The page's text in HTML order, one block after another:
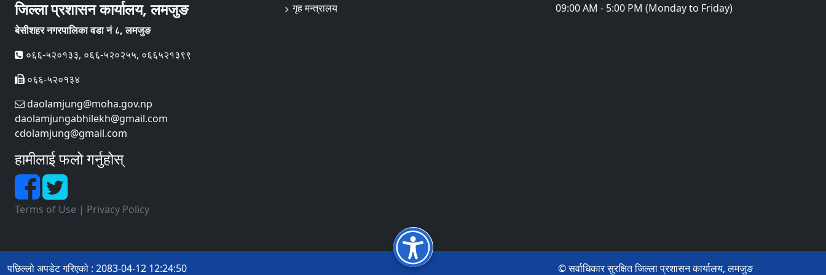
जिल्ला प्रशासन कार्यालय, लमजुङ
बेसीशहर नगरपालिका वडा नं ८, लमजुङ
०६६-५२०१३३, ०६६-५२०२५५, ०६६५२१३९९
०६६-५२०१३४
daolamjung@moha.gov.np
daolamjungabhilekh@gmail.com
cdolamjung@gmail.com
हामीलाई फलो गर्नुहोस्
Terms of Use | Privacy Policy
गृह मन्त्रालय 09:00 AM - 5:00 PM (Monday to Friday)
पछिल्लो अपडेट गरिएको : 2083-04-12 12:24:50 © सर्वाधिकार सुरक्षित जिल्ला प्रशासन कार्यालय, लमजुङ